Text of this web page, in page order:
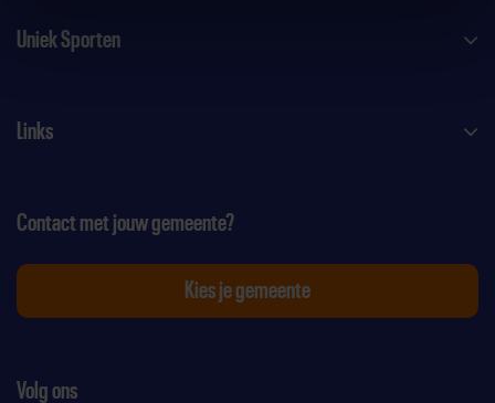
Uniek Sporten
Links
Volg ons
Contact met jouw gemeente?
Kies je gemeente